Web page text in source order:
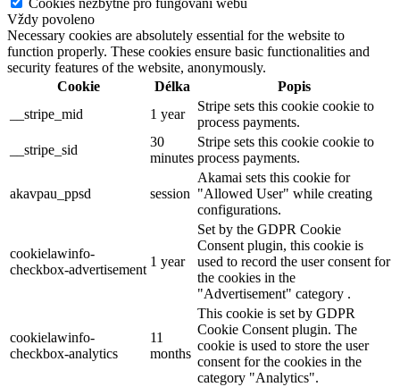
Cookies nezbytné pro fungování webu
Vždy povoleno
Necessary cookies are absolutely essential for the website to
function properly. These cookies ensure basic functionalities and
security features of the website, anonymously.
Cookie
Délka
Popis
__stripe_mid
1 year
Stripe sets this cookie cookie to
process payments.
__stripe_sid
30
minutes
Stripe sets this cookie cookie to
process payments.
akavpau_ppsd session
Akamai sets this cookie for
"Allowed User" while creating
configurations.
cookielawinfo-
checkbox-advertisement
1 year
Set by the GDPR Cookie
Consent plugin, this cookie is
used to record the user consent for
the cookies in the
"Advertisement" category .
cookielawinfo-
checkbox-analytics
11
months
This cookie is set by GDPR
Cookie Consent plugin. The
cookie is used to store the user
consent for the cookies in the
category "Analytics".